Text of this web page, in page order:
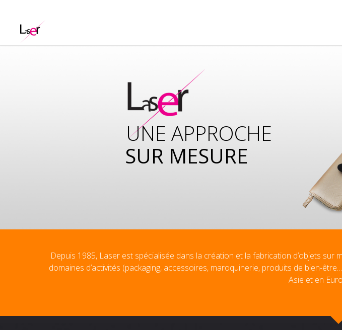
SUR MESURE
UNE APPROCHE
Depuis 1985, Laser est spécialisée dans la création et la fabrication d’objets
domaines d’activités (packaging, accessoires, maroquinerie, produits de bien-
Asie et en